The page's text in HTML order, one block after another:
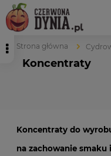
Strona główna
Koncentraty
Koncentraty do
na zachowanie smaku